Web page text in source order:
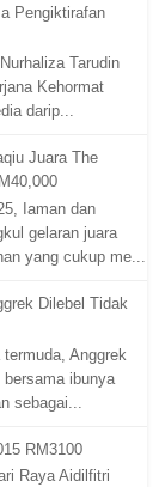
Pengiktirafan
Tarudin
Kehormat
darip...
Juara The
Iaman dan
gelaran juara
yang cukup me...
Dilebel Tidak
Anggrek
ibunya
sebagai...
RM3100
Raya Aidilfitri